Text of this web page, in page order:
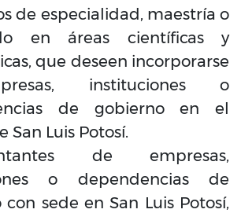
de especialidad, maestría o
en áreas científicas y
que deseen incorporarse
instituciones o
de gobierno en el
San Luis Potosí.
de empresas,
o dependencias de
sede en San Luis Potosí,